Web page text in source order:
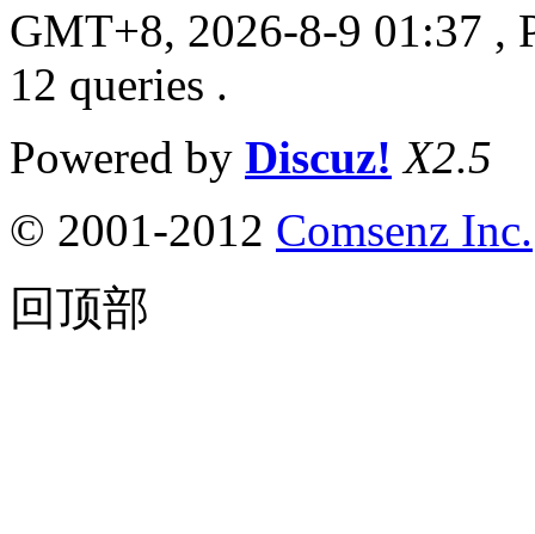
GMT+8, 2026-8-9 01:37 ,
12 queries .
Powered by Discuz! X2.5
© 2001-2012 Comsenz Inc.
回顶部